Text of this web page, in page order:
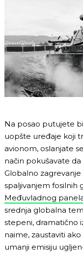
Na posao putujete
uopšte uređaje koji
avionom, oslanjate
način pokušavate da
Globalno
spaljivanjem fosilnih
Međuvladnog
srednja globalna
stepeni, dramatično
naime, zaustaviti
umanji emisiju